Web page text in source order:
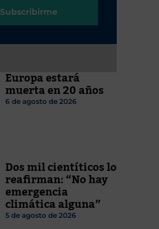
Subscribirme
Europa estará
muerta en 20 años
6 de agosto de 2026
Dos mil cientíticos lo
reafirman: “No hay
emergencia
climática alguna”
5 de agosto de 2026